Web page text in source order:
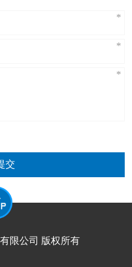
交
限公司 版权所有